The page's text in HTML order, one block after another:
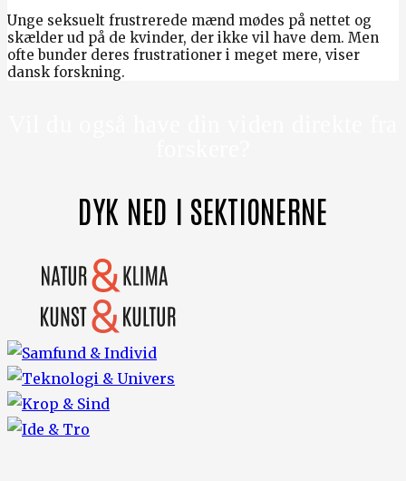
Unge seksuelt frustrerede mænd mødes på nettet og
skælder ud på de kvinder, der ikke vil have dem. Men
ofte bunder deres frustrationer i meget mere, viser
dansk forskning.
DYK NED I SEKTIONERNE